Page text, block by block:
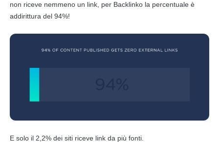
non riceve nemmeno un link , per Backlinko la percentuale è
addirittura del 94%!
E solo il 2,2% dei siti riceve link da più fonti.